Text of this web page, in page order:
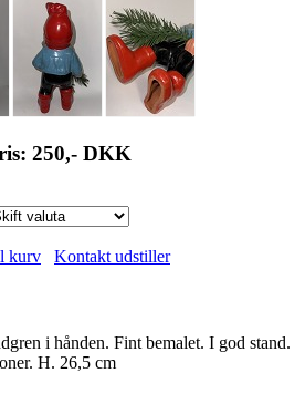
250,- DKK
kurv Kontakt udstiller
i hånden. Fint bemalet. I god stand.
H. 26,5 cm